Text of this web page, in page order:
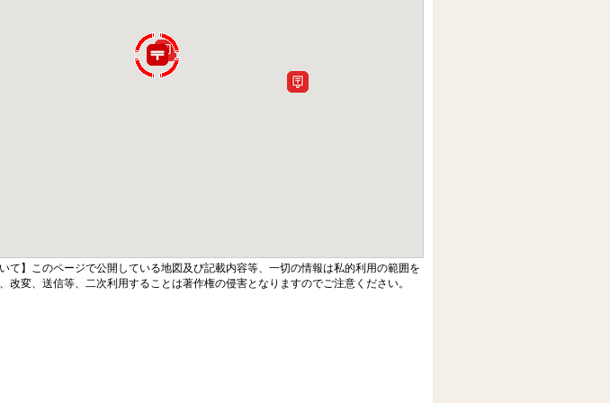
て】このページで公開している地図及び記載内容等、一切の情報は私的利用の範囲を
改変、送信等、二次利用することは著作権の侵害となりますのでご注意ください。